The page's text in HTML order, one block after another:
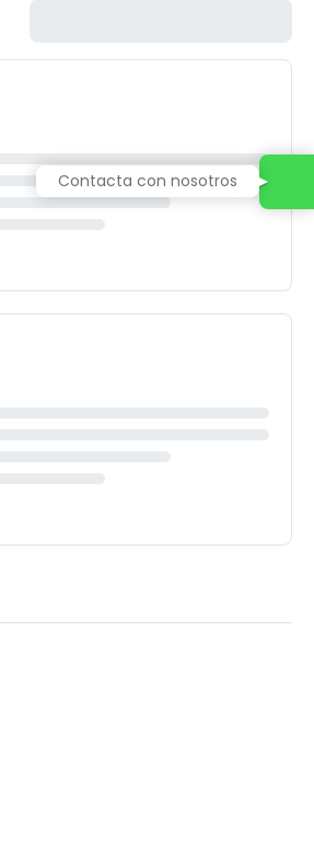
Contacta con nosotros